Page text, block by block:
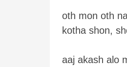
oth mon oth
kotha shon,
aaj akash alo